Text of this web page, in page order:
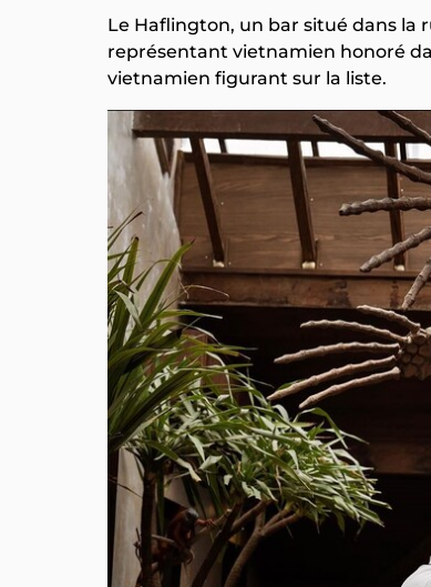
Le Haflington, un bar situé dans la
représentant vietnamien honoré
vietnamien figurant sur la liste.